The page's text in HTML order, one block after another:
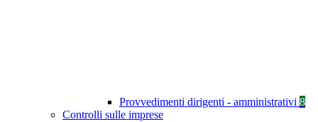
Provvedimenti dirigenti - amministrativi 8
Controlli sulle imprese